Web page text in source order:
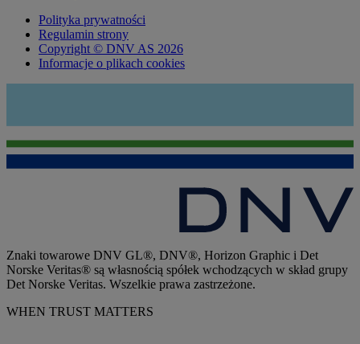
Polityka prywatności
Regulamin strony
Copyright © DNV AS 2026
Informacje o plikach cookies
Znaki towarowe DNV GL®, DNV®, Horizon Graphic i Det
Norske Veritas® są własnością spółek wchodzących w skład grupy
Det Norske Veritas. Wszelkie prawa zastrzeżone.
WHEN TRUST MATTERS